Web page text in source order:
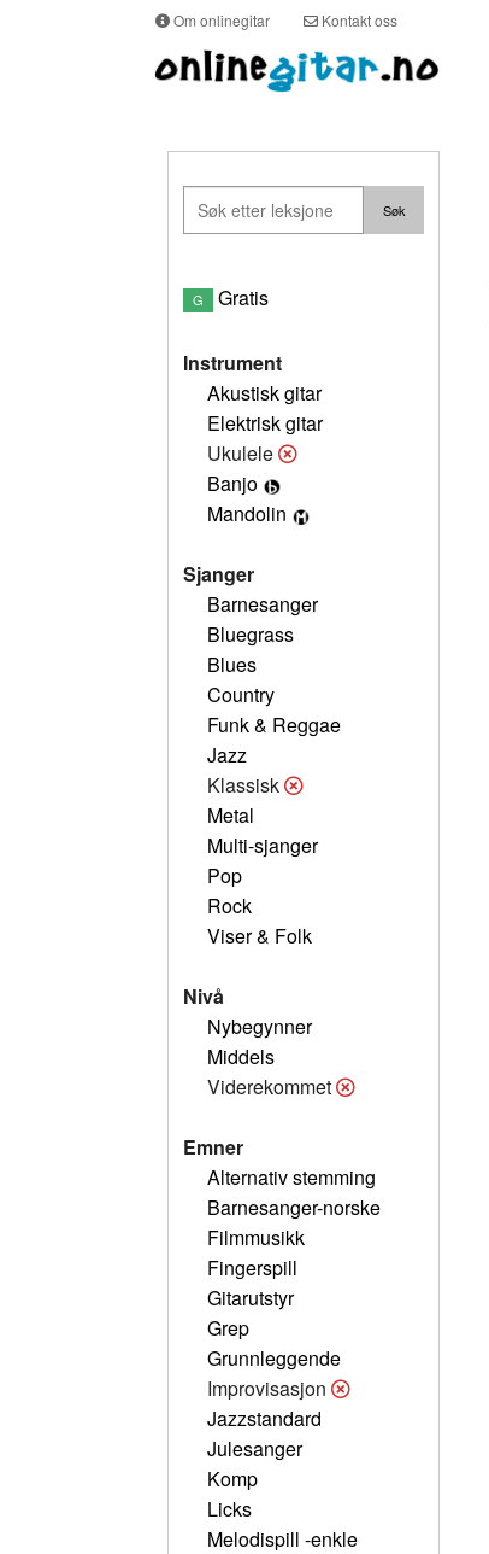
Om onlinegitar Kontakt oss
G Gratis
Instrument
Akustisk gitar
Elektrisk gitar
Ukulele
Banjo
Mandolin
Sjanger
Barnesanger
Bluegrass
Blues
Country
Funk & Reggae
Jazz
Klassisk
Metal
Multi-sjanger
Pop
Rock
Viser & Folk
Nivå
Nybegynner
Middels
Viderekommet
Emner
Alternativ stemming
Barnesanger-norske
Filmmusikk
Fingerspill
Gitarutstyr
Grep
Grunnleggende
Improvisasjon
Jazzstandard
Julesanger
Komp
Licks
Melodispill -enkle